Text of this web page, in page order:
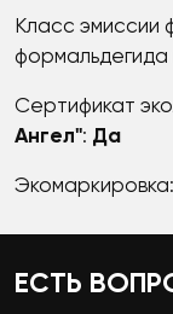
Класс эмиссии
формальдегида
Сертификат
Ангел": Да
Экомаркировка:
ЕСТЬ